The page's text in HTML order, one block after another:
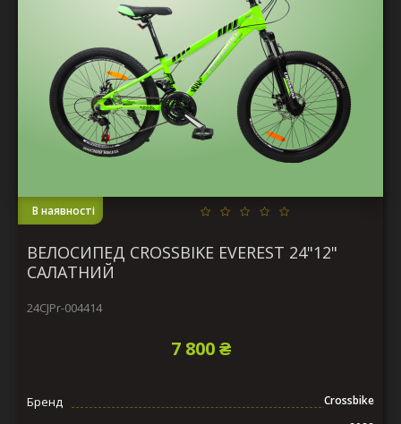
В наявності
ВЕЛОСИПЕД CROSSBIKE EVEREST 24"12"
САЛАТНИЙ
24CJPr-004414
7 800 ₴
Бренд Crossbike